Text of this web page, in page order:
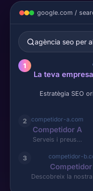
google.com /
agència seo per
1
La teva
Estratègia SEO
2 competidor-a.com
Competidor A
Serveis i preus…
3 competidor-
Competidor
Descobreix la